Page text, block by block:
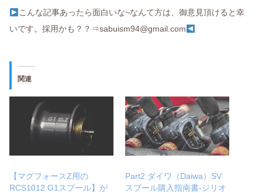
こんな記事あったら面白いな~なんて方は、御意見頂けると幸
いです。採用かも？？⇒sabuism94@gmail.com
関連
【マグフォースZ用の
RCS1012 G1スプール】が
Part2 ダイワ（Daiwa）SV
スプール購入指南書‐ジリオ